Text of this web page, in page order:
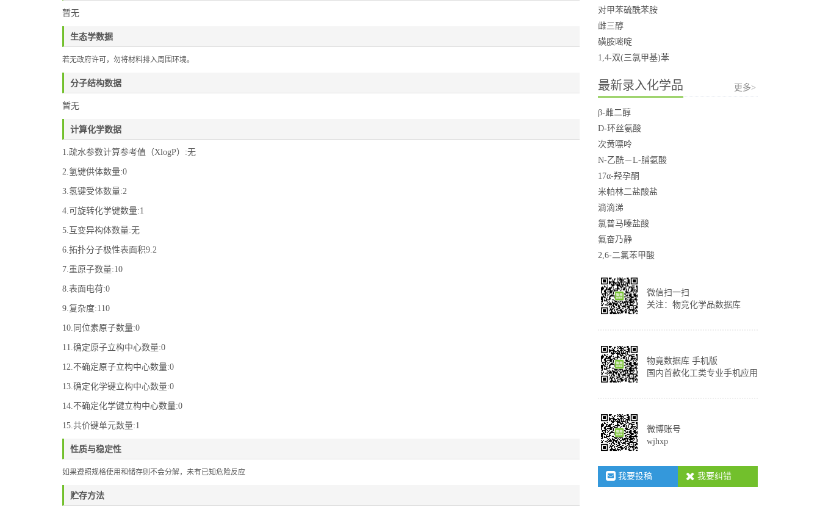
暂无
生态学数据
若无政府许可，勿将材料排入周围环境。
分子结构数据
暂无
计算化学数据
1.疏水参数计算参考值（XlogP）:无
2.氢键供体数量:0
3.氢键受体数量:2
4.可旋转化学键数量:1
5.互变异构体数量:无
6.拓扑分子极性表面积9.2
7.重原子数量:10
8.表面电荷:0
9.复杂度:110
10.同位素原子数量:0
11.确定原子立构中心数量:0
12.不确定原子立构中心数量:0
13.确定化学键立构中心数量:0
14.不确定化学键立构中心数量:0
15.共价键单元数量:1
性质与稳定性
如果遵照规格使用和储存则不会分解，未有已知危险反应
贮存方法
对甲苯硫酰苯胺
雌三醇
磺胺嘧啶
1,4-双(三氯甲基)苯
最新录入化学品 更多>
β-雌二醇
D-环丝氨酸
次黄嘌呤
N-乙酰－L-脯氨酸
17α-羟孕酮
米帕林二盐酸盐
滴滴涕
氯普马嗪盐酸
氟奋乃静
2,6-二氯苯甲酸
微信扫一扫
关注：物竞化学品数据库
物竟数据库 手机版
国内首款化工类专业手机应用
微博账号
wjhxp
我要投稿 我要纠错